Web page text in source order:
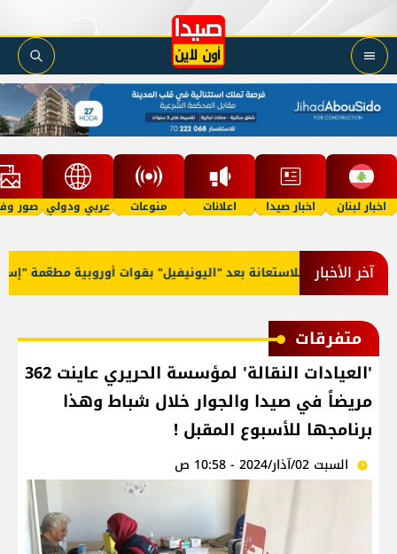
اخبار لبنان اخبار صيدا اعلانات منوعات عربي ودولي صور
آخر الأخبار
ومَيل للاستعانة بعد "اليونيفيل" بقوات أوروبية مطعّمة "إسلاميًا"
متفرقات
'العيادات النقالة' لمؤسسة الحريري عاينت 362
مريضاً في صيدا والجوار خلال شباط وهذا
برنامجها للأسبوع المقبل !
السبت 02/آذار/2024 - 10:58 ص